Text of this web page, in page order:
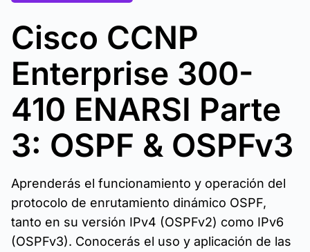
Cisco CCNP
Enterprise 300-
410 ENARSI Parte
3: OSPF & OSPFv3
Aprenderás el funcionamiento y operación del
protocolo de enrutamiento dinámico OSPF,
tanto en su versión IPv4 (OSPFv2) como IPv6
(OSPFv3). Conocerás el uso y aplicación de las